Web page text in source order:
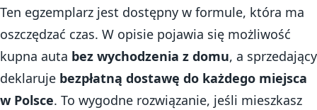
Ten egzemplarz jest dostępny w formule, która ma
oszczędzać czas. W opisie pojawia się możliwość
kupna auta bez wychodzenia z domu, a sprzedający
deklaruje bezpłatną dostawę do każdego miejsca
w Polsce. To wygodne rozwiązanie, jeśli mieszkasz